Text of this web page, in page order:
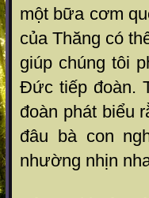
một bữa cơm
của Thăng có
giúp chúng tôi
Đức tiếp đoàn.
đoàn phát biểu
đâu bà con
nhường nhịn